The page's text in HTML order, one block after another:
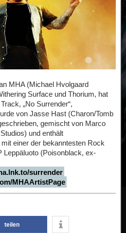
MHA (Michael Hvolgaard
Surface und Thorium, hat
„No Surrender“,
von Jasse Hast (Charon/Tomb
gemischt von Marco
und enthält
einer der bekanntesten Rock
Leppäluoto (Poisonblack, ex-
surrender
MHAArtistPage
teilen